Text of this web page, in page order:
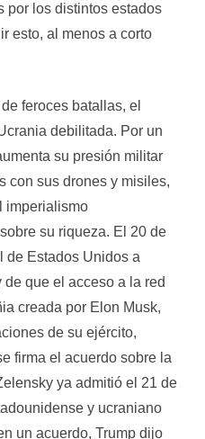
por los distintos estados
esto, al menos a corto
feroces batallas, el
debilitada. Por un
su presión militar
con sus drones y misiles,
imperialismo
su riqueza. El 20 de
de Estados Unidos a
que el acceso a la red
creada por Elon Musk,
de su ejército,
firma el acuerdo sobre la
ya admitió el 21 de
y ucraniano
un acuerdo, Trump dijo